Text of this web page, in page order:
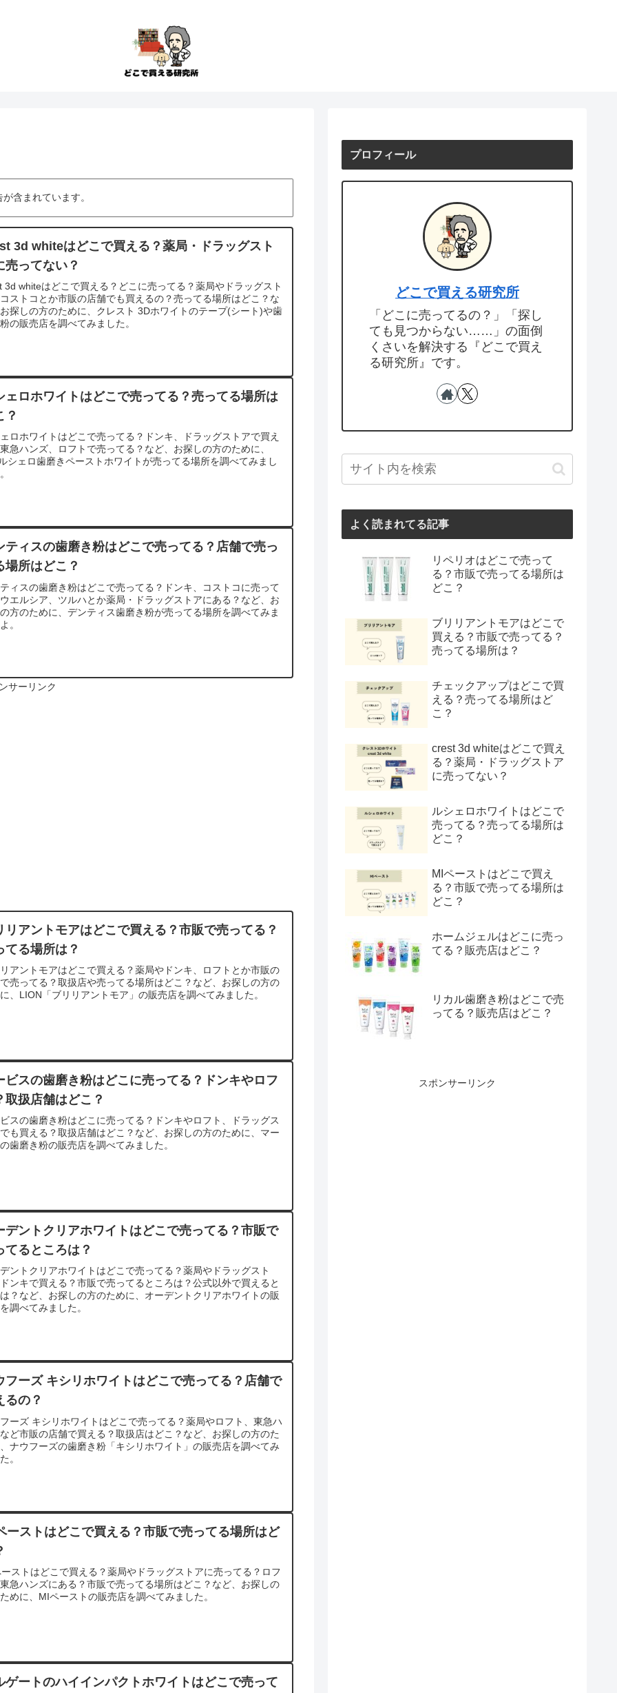
含まれています。
3d whiteはどこで買える？薬局・ドラッグスト
売ってない？
3d whiteはどこで買える？どこに売ってる？薬局やドラッグスト
ストコとか市販の店舗でも買えるの？売ってる場所はどこ？な
探しの方のために、クレスト 3Dホワイトのテープ(シート)や歯
の販売店を調べてみました。
ェロホワイトはどこで売ってる？売ってる場所は
？
ロホワイトはどこで売ってる？ドンキ、ドラッグストアで買え
急ハンズ、ロフトで売ってる？など、お探しの方のために、
シェロ歯磨きペーストホワイトが売ってる場所を調べてみまし
ティスの歯磨き粉はどこで売ってる？店舗で売っ
場所はどこ？
ィスの歯磨き粉はどこで売ってる？ドンキ、コストコに売って
エルシア、ツルハとか薬局・ドラッグストアにある？など、お
方のために、デンティス歯磨き粉が売ってる場所を調べてみま
。
サーリンク
リアントモアはどこで買える？市販で売ってる？
てる場所は？
アントモアはどこで買える？薬局やドンキ、ロフトとか市販の
売ってる？取扱店や売ってる場所はどこ？など、お探しの方の
、LION「ブリリアントモア」の販売店を調べてみました。
ビスの歯磨き粉はどこに売ってる？ドンキやロフ
取扱店舗はどこ？
スの歯磨き粉はどこに売ってる？ドンキやロフト、ドラッグス
も買える？取扱店舗はどこ？など、お探しの方のために、マー
歯磨き粉の販売店を調べてみました。
デントクリアホワイトはどこで売ってる？市販で
てるところは？
ントクリアホワイトはどこで売ってる？薬局やドラッグスト
ンキで買える？市販で売ってるところは？公式以外で買えると
？など、お探しの方のために、オーデントクリアホワイトの販
調べてみました。
フーズ キシリホワイトはどこで売ってる？店舗で
るの？
ーズ キシリホワイトはどこで売ってる？薬局やロフト、東急ハ
ど市販の店舗で買える？取扱店はどこ？など、お探しの方のた
ナウフーズの歯磨き粉「キシリホワイト」の販売店を調べてみ
。
ーストはどこで買える？市販で売ってる場所はど
ストはどこで買える？薬局やドラッグストアに売ってる？ロフ
急ハンズにある？市販で売ってる場所はどこ？など、お探しの
めに、MIペーストの販売店を調べてみました。
ゲートのハイインパクトホワイトはどこで売って
プロフィール
どこで買える研究所
「どこに売ってるの？」「探し
ても見つからない……」の面倒
くさいを解決する『どこで買え
る研究所』です。
よく読まれてる記事
リペリオはどこで売って
る？市販で売ってる場所は
どこ？
ブリリアントモアはどこで
買える？市販で売ってる？
売ってる場所は？
チェックアップはどこで買
える？売ってる場所はど
こ？
crest 3d whiteはどこで買え
る？薬局・ドラッグストア
に売ってない？
ルシェロホワイトはどこで
売ってる？売ってる場所は
どこ？
MIペーストはどこで買え
る？市販で売ってる場所は
どこ？
ホームジェルはどこに売っ
てる？販売店はどこ？
リカル歯磨き粉はどこで売
ってる？販売店はどこ？
スポンサーリンク